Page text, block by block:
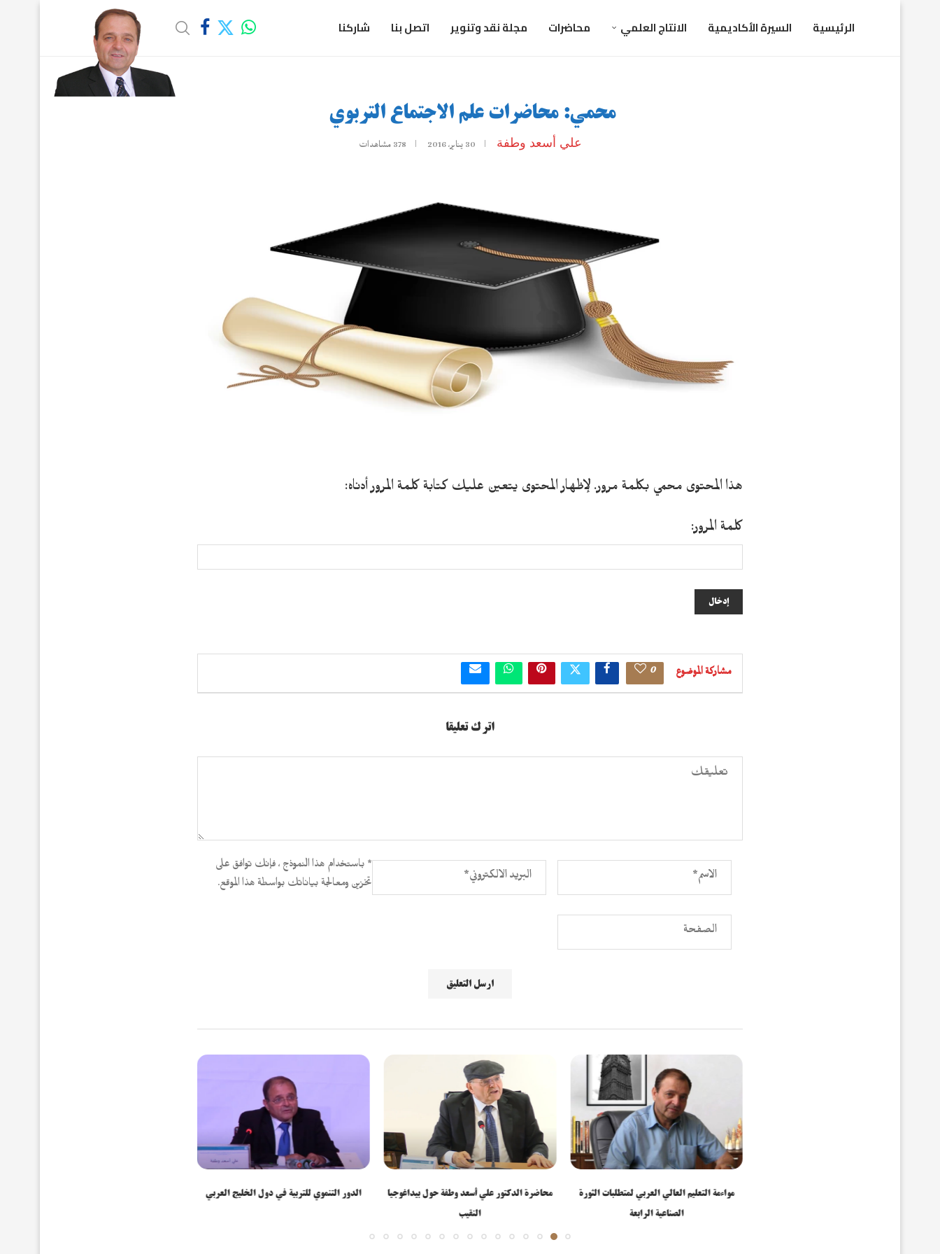
الرئيسية السيرة الأكاديمية الانتاج العلمي محاضرات مجلة نقد وتنوير اتصل بنا شاركنا
محمي: محاضرات علم الاجتماع التربوي
علي أسعد وطفة 30 يناير، 2016 378 مشاهدات
هذا المحتوى محمي بكلمة مرور. لإظهار المحتوى يتعين عليك كتابة كلمة المرور أدناه:
كلمة المرور:
مشاركة الموضوع 0
اترك تعليقا
* باستخدام هذا النموذج ، فإنك توافق على
تخزين ومعالجة بياناتك بواسطة هذا الموقع.
مواءمة التعليم العالي العربي لمتطلبات الثورة
الصناعية الرابعة
محاضرة الدكتور علي أسعد وطفة حول بيداغوجيا
النقيب
الدور التنموي للتربية في دول الخليج العربي